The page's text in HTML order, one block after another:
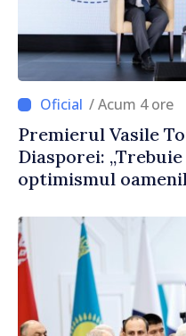
/ Acum 4 ore
Premierul Vasile
Diasporei:
optimismul
corectă”